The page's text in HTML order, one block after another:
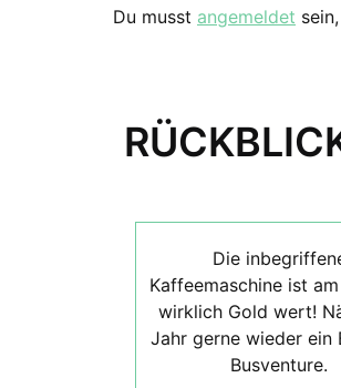
Du musst angemeldet
Die
Kaffeemaschine ist
wirklich Gold wert!
Jahr gerne wieder ein
Busventure.